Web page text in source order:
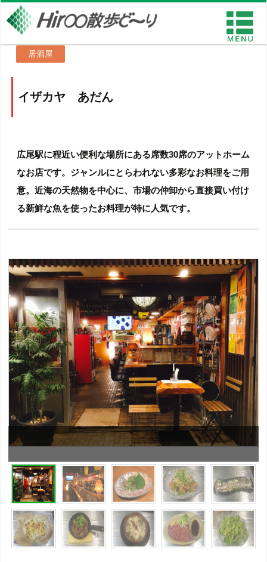
居酒屋
イザカヤ あだん
広尾駅に程近い便利な場所にある席数30席のアットホーム
なお店です。ジャンルにとらわれない多彩なお料理をご用
意。近海の天然物を中心に、市場の仲卸から直接買い付け
る新鮮な魚を使ったお料理が特に人気です。